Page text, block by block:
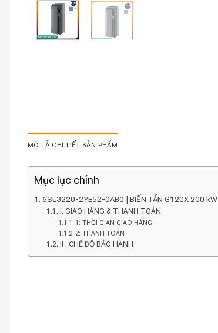
MÔ TẢ CHI TIẾT SẢN PHẨM
Mục lục chính
6SL3220-2YE52-0AB0 | BIẾN TẦN G120X 200 kW
I: GIAO HÀNG & THANH TOÁN
1: THỜI GIAN GIAO HÀNG
2: THANH TOÁN
II : CHẾ ĐỘ BẢO HÀNH